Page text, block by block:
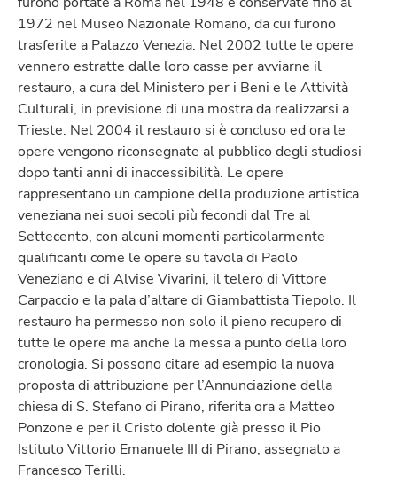
1972 nel Museo Nazionale Romano, da cui furono
trasferite a Palazzo Venezia. Nel 2002 tutte le opere
vennero estratte dalle loro casse per avviarne il
restauro, a cura del Ministero per i Beni e le Attività
Culturali, in previsione di una mostra da realizzarsi a
Trieste. Nel 2004 il restauro si è concluso ed ora le
opere vengono riconsegnate al pubblico degli studiosi
dopo tanti anni di inaccessibilità. Le opere
rappresentano un campione della produzione artistica
veneziana nei suoi secoli più fecondi dal Tre al
Settecento, con alcuni momenti particolarmente
qualificanti come le opere su tavola di Paolo
Veneziano e di Alvise Vivarini, il telero di Vittore
Carpaccio e la pala d’altare di Giambattista Tiepolo. Il
restauro ha permesso non solo il pieno recupero di
tutte le opere ma anche la messa a punto della loro
cronologia. Si possono citare ad esempio la nuova
proposta di attribuzione per l’Annunciazione della
chiesa di S. Stefano di Pirano, riferita ora a Matteo
Ponzone e per il Cristo dolente già presso il Pio
Istituto Vittorio Emanuele III di Pirano, assegnato a
Francesco Terilli.